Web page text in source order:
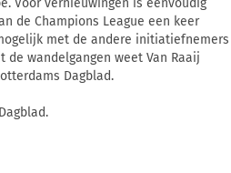
Voor vernieuwingen is eenvoudig
de Champions League een keer
met de andere initiatiefnemers
wandelgangen weet Van Raaij
Dagblad.